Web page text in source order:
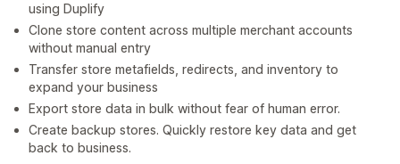
using Duplify
Clone store content across multiple merchant accounts
without manual entry
Transfer store metafields, redirects, and inventory to
expand your business
Export store data in bulk without fear of human error.
Create backup stores. Quickly restore key data and get
back to business.